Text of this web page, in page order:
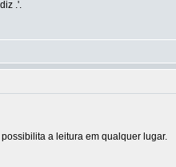
.'.
a leitura em qualquer lugar.